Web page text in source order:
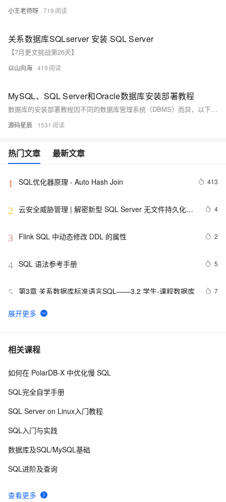
小王老师呀 719
关系数据库SQLserver 安装 SQL Server
【7月更文挑战第26天】
以山向海 419
MySQL、SQL Server和Oracle数据库安装部署教程
数据库的安装部署教程因不同的数据库管理系统（DBMS）而异，以下将以MySQL、SQL Server和Oracle为例，分别概述其安装部署的基本步骤。请注意，由于软件版本和操作系统的不同，具体步骤可能会有所变化。
源码星辰 1531
热门文章 最新文章
1 SQL优化器原理 - Auto Hash Join 413
2 云安全威胁管理 | 解密新型 SQL Server 无文件持久化恶
4
3 Flink SQL 中动态修改 DDL 的属性 2
4 SQL 语法参考手册 5
5 第3章 关系数据库标准语言SQL——3.2 学生-课程数据库 7
6 一、【计算】SQL Optimizer 优化解析 | 青训营笔记
7 SQL Server Alert发送告警邮件少了的原因
8 无法使用SQL login去登陆SQL Server - &#39;Password
10SQL优化常用方法8
相关课程
查看更多
如何在 PolarDB-X 中优化慢 SQL
SQL完全自学手册
SQL Server on Linux入门教程
SQL入门与实践
数据库及SQL/MySQL基础
SQL进阶及查询